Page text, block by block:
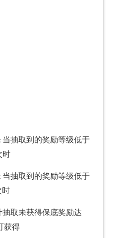
: 当抽取到的奖励等级低于
时
: 当抽取到的奖励等级低于
抽取未获得保底奖励达
获得